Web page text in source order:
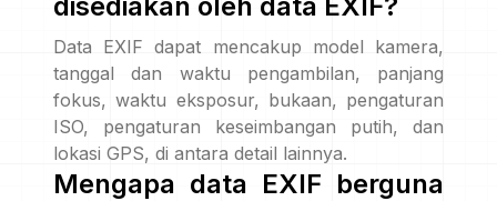
Data EXIF dapat mencakup model kamera,
tanggal dan waktu pengambilan, panjang
fokus, waktu eksposur, bukaan, pengaturan
ISO, pengaturan keseimbangan putih, dan
lokasi GPS, di antara detail lainnya.
Mengapa data EXIF berguna